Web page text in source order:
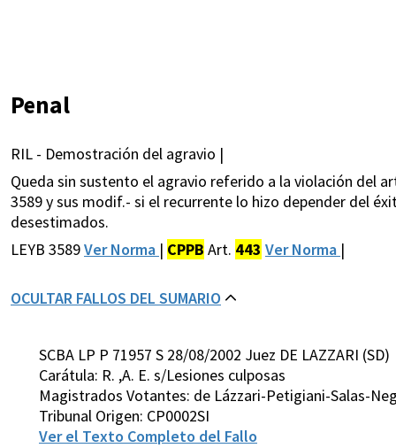
Penal
RIL - Demostración del agravio |
Queda sin sustento el agravio referido a la violación del
3589 y sus modif.- si el recurrente lo hizo depender del
desestimados.
LEYB 3589Ver Norma | CPPB Art. 443 Ver Norma |
OCULTAR FALLOS DEL SUMARIO
SCBA LP P 71957 S 28/08/2002 Juez DE LAZZARI (SD)
Carátula: R. ,A. E. s/Lesiones culposas
Magistrados Votantes: de Lázzari-Petigiani-Salas-
Tribunal Origen: CP0002SI
Ver el Texto Completo del Fallo